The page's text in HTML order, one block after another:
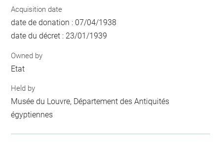
Acquisition date
date de donation : 07/04/1938
date du décret : 23/01/1939
Owned by
Etat
Held by
Musée du Louvre, Département des Antiquités
égyptiennes